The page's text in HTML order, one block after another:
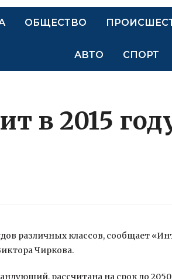
ОБЩЕСТВО
АВТО СПОРТ
в 2015
различных классов, сообщает
Чиркова.
рассчитана на срок до